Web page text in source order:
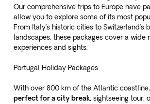
Our comprehensive trips to Europe have
allow you to explore some of its most
From Italy’s historic cities to Switzerland’s
landscapes, these packages cover a wide
experiences and sights.
Portugal Holiday Packages
With over 800 km of the Atlantic
perfect for a city break, sightseeing tour,